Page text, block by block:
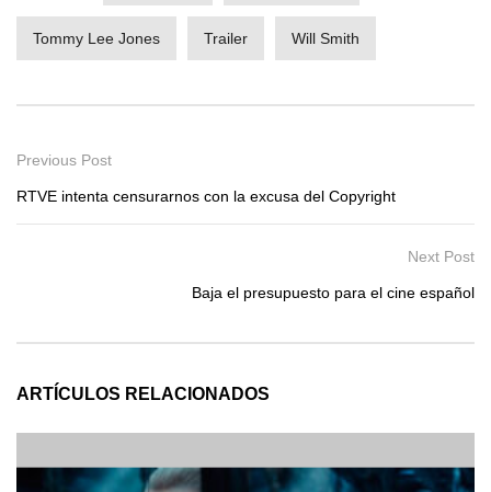
Tommy Lee Jones Trailer Will Smith
Previous Post
RTVE intenta censurarnos con la excusa del Copyright
Next Post
Baja el presupuesto para el cine español
ARTÍCULOS RELACIONADOS